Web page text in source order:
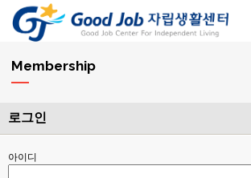
메뉴 건너뛰기
Membership
로그인
아이디